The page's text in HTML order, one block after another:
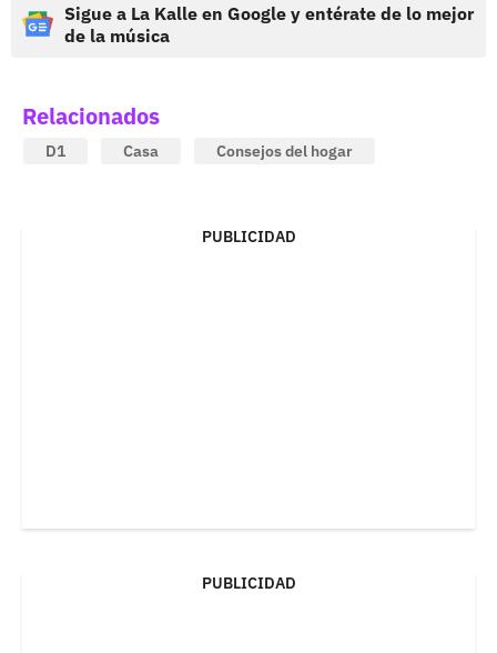
Sigue a La Kalle en Google y entérate de lo mejor
de la música
Relacionados
D1 Casa Consejos del hogar
PUBLICIDAD
PUBLICIDAD